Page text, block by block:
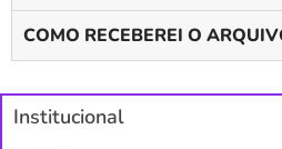
COMO RECEBEREI O
Institucional